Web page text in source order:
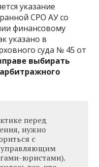
указание
СРО АУ со
финансовому
указано в
суда № 45 от
выбирать
перед
нужно
с
юристами).